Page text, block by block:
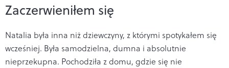
Zaczerwieniłem się
Natalia była inna niż dziewczyny, z którymi spotykałem się
wcześniej. Była samodzielna, dumna i absolutnie
nieprzekupna. Pochodziła z domu, gdzie się nie